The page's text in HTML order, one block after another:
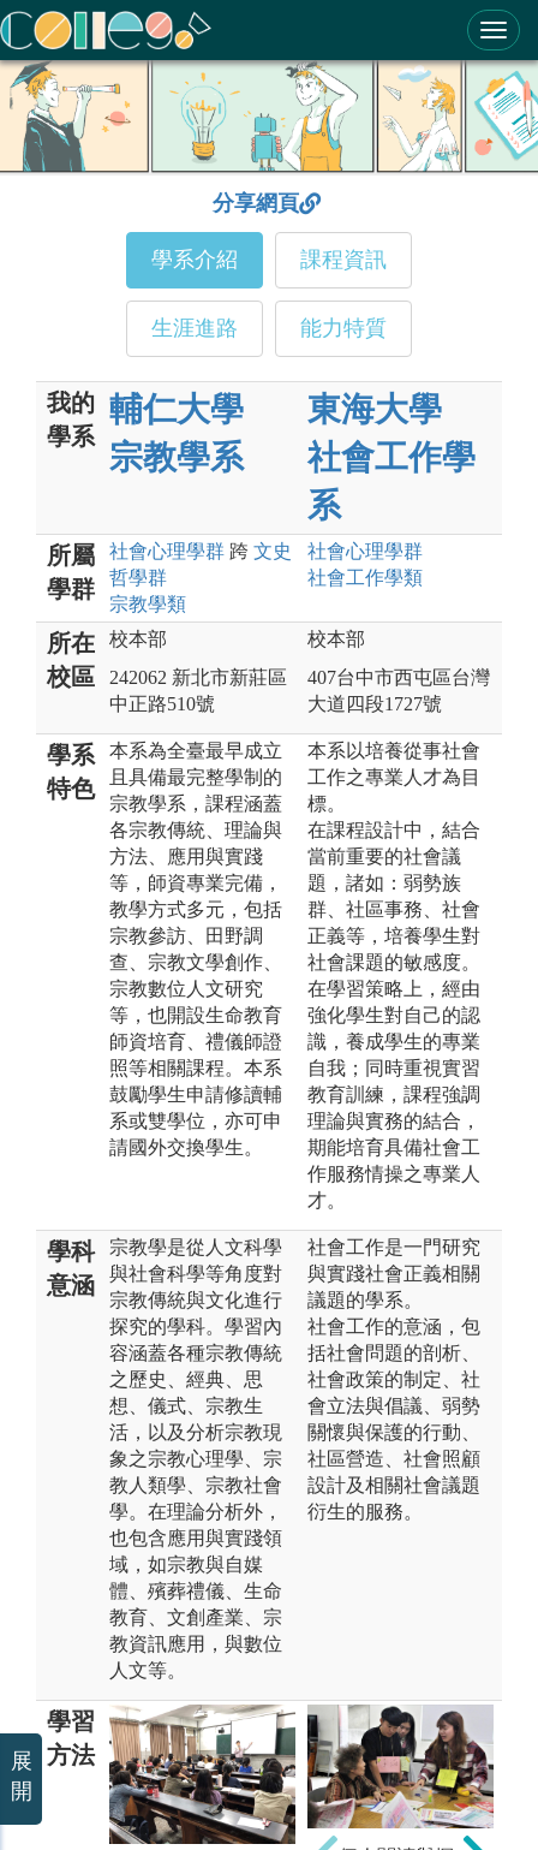
ColleGo! 大學選才與高中育才輔助系統
分享網頁
學系介紹 課程資訊
生涯進路 能力特質
我的
學系
輔仁大學
宗教學系
東海大學
社會工作學
系
所屬
學群
社會心理學群 跨 文史
哲學群
宗教學類
社會心理學群
社會工作學類
所在
校區
校本部
242062 新北市新莊區
中正路510號
校本部
407台中市西屯區台灣
大道四段1727號
學系
特色
本系為全臺最早成立
且具備最完整學制的
宗教學系，課程涵蓋
各宗教傳統、理論與
方法、應用與實踐
等，師資專業完備，
教學方式多元，包括
宗教參訪、田野調
查、宗教文學創作、
宗教數位人文研究
等，也開設生命教育
師資培育、禮儀師證
照等相關課程。本系
鼓勵學生申請修讀輔
系或雙學位，亦可申
請國外交換學生。
本系以培養從事社會
工作之專業人才為目
標。
在課程設計中，結合
當前重要的社會議
題，諸如：弱勢族
群、社區事務、社會
正義等，培養學生對
社會課題的敏感度。
在學習策略上，經由
強化學生對自己的認
識，養成學生的專業
自我；同時重視實習
教育訓練，課程強調
理論與實務的結合，
期能培育具備社會工
作服務情操之專業人
才。
學科
意涵
宗教學是從人文科學
與社會科學等角度對
宗教傳統與文化進行
探究的學科。學習內
容涵蓋各種宗教傳統
之歷史、經典、思
想、儀式、宗教生
活，以及分析宗教現
象之宗教心理學、宗
教人類學、宗教社會
學。在理論分析外，
也包含應用與實踐領
域，如宗教與自媒
體、殯葬禮儀、生命
教育、文創產業、宗
教資訊應用，與數位
人文等。
社會工作是一門研究
與實踐社會正義相關
議題的學系。
社會工作的意涵，包
括社會問題的剖析、
社會政策的制定、社
會立法與倡議、弱勢
關懷與保護的行動、
社區營造、社會照顧
設計及相關社會議題
衍生的服務。
學習
方法
展
開